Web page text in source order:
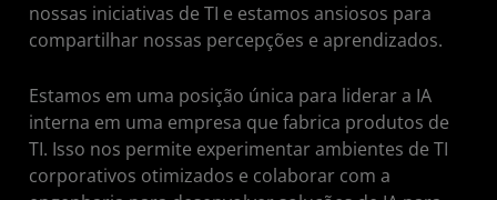
nossas iniciativas de TI e estamos ansiosos para
compartilhar nossas percepções e aprendizados.
Estamos em uma posição única para liderar a IA
interna em uma empresa que fabrica produtos de
TI. Isso nos permite experimentar ambientes de TI
corporativos otimizados e colaborar com a